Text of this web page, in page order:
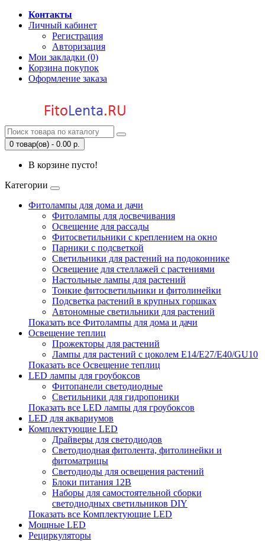
Контакты
Личный кабинет
Регистрация
Авторизация
Мои закладки (0)
Корзина покупок
Оформление заказа
0 товар(ов) - 0.00 р.
В корзине пусто!
Категории
Фитолампы для дома и дачи
Фитолампы для досвечивания
Освещение для рассады
Фитосветильники с креплением на окно
Парники с подсветкой
Светильники для растений на подоконнике
Освещение для стеллажей с растениями
Настольные лампы для растений
Тонкие фитосветильники и фитолинейки
Подсветка растений в крупных горшках
Автономные светильники для растений
Показать все Фитолампы для дома и дачи
Освещение теплиц
Прожекторы для растений
Лампы для растений с цоколем Е14/Е27/Е40/GU10
Показать все Освещение теплиц
LED лампы для гроубоксов
Фитопанели светодиодные
Светильники для гидропоники
Показать все LED лампы для гроубоксов
LED для аквариумов
Комплектующие LED
Драйверы для светодиодов
Светодиодная фитолента, фитолинейки и
фитоматрицы
Светодиоды для освещения растений
Блоки питания 12В
Наборы для самостоятельной сборки
светодиодных светильников DIY
Показать все Комплектующие LED
Мощные LED
Рециркуляторы